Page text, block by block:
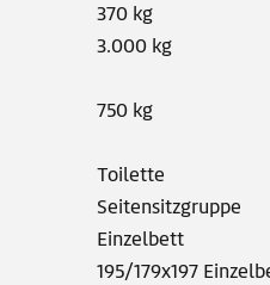
370 kg
3.000 kg
750 kg
Toilette
Seitensitzgruppe
Einzelbett
195/179x197